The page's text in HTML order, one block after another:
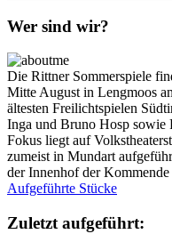
Wer sind wir?
Die Rittner Sommerspiele
Mitte August in Lengmoos
ältesten Freilichtspielen
Inga und Bruno Hosp sowie
Fokus liegt auf
zumeist in Mundart
der Innenhof der
Aufgeführte Stücke
Zuletzt aufgeführt: